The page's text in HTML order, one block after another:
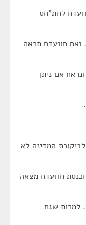
לחת"חס
ואם חוועדח תראה
אם ניתן
המדינה לא
חוועדח מצאה
למרות שגם